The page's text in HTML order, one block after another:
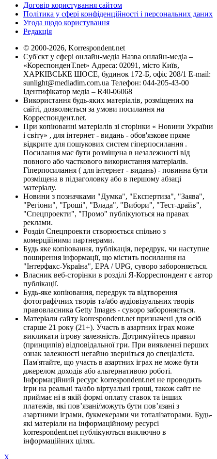
Договір користування сайтом
Політика у сфері конфіденційності і персональних даних
Угода щодо користування
Редакція
© 2000-2026, Korrespondent.net
Суб'єкт у сфері онлайн-медіа Назва онлайн-медіа –
«КореспонденТ.net» Адреса: 02091, місто Київ,
ХАРКІВСЬКЕ ШОСЕ, будинок 172-Б, офіс 208/1 E-mail:
sunlight@mediadim.com.ua Телефон: 044-205-43-00
Ідентифікатор медіа – R40-06068
Використання будь-яких матеріалів, розміщених на
сайті, дозволяється за умови посилання на
Корреспондент.net.
При копіюванні матеріалів зі сторінки « Новини України
і світу» , для інтернет - видань - обов'язкове пряме
відкрите для пошукових систем гіперпосилання .
Посилання має бути розміщена в незалежності від
повного або часткового використання матеріалів.
Гіперпосилання ( для інтернет - видань) - повинна бути
розміщена в підзаголовку або в першому абзаці
матеріалу.
Новини з позначками "Думка", "Експертиза", "Заява",
"Регіони", "Гроші", "Влада", "Вибори", "Тест-драйв",
"Спецпроекти", "Промо" публікуються на правах
реклами.
Розділ Спецпроекти створюється спільно з
комерційними партнерами.
Будь яке копіювання, публікація, передрук, чи наступне
поширення інформації, що містить посилання на
"Інтерфакс-Україна", EPA / UPG, суворо забороняється.
Власник веб-сторінки в розділі Я-Корреспондент є автор
публікації.
Будь-яке копіювання, передрук та відтворення
фотографічних творів та/або аудіовізуальних творів
правовласника Getty Images - суворо забороняється.
Матеріали сайту korrespondent.net призначені для осіб
старше 21 року (21+). Участь в азартних іграх може
викликати ігрову залежність. Дотримуйтесь правил
(принципів) відповідальної гри. При виявленні перших
ознак залежності негайно зверніться до спеціаліста.
Пам'ятайте, що участь в азартних іграх не може бути
джерелом доходів або альтернативою роботі.
Інформаційний ресурс korrespondent.net не проводить
ігри на реальні та/або віртуальні гроші, також сайт не
приймає ні в якій формі оплату ставок та інших
платежів, які пов’язані/можуть бути пов’язані з
азартними іграми, букмекерами чи тоталізаторами. Будь-
які матеріали на інформаційному ресурсі
korrespondent.net публікуються виключно в
інформаційних цілях.
X